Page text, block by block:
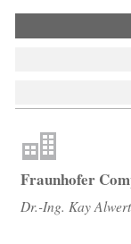
Fraunhofer
Dr.-Ing. Kay Alwert